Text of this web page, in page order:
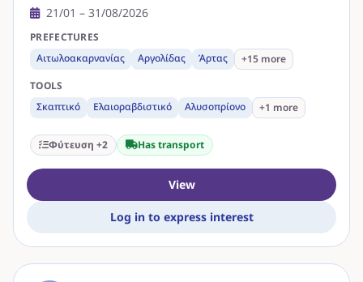
21/01 – 31/08/2026
PREFECTURES
Αιτωλοακαρνανίας
Αργολίδας Άρτας
+15 more
TOOLS
Σκαπτικό
Ελαιοραβδιστικό Αλυσοπρίονο +1 more
Φύτευση +2 Has transport
View
Log in to express interest